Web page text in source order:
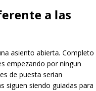
a las
asiento abierta. Completo
empezando por ningun
de puesta serian
siguen siendo guiadas para